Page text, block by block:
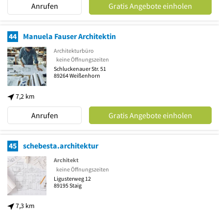
Anrufen Gratis Angebote einholen
44 Manuela Fauser Architektin
7,2 km
Architekturbüro
keine Öffnungszeiten
Schluckenauer Str. 51
89264Weißenhorn
Anrufen Gratis Angebote einholen
45 schebesta.architektur
7,3 km
Architekt
keine Öffnungszeiten
Ligusterweg 12
89195Staig